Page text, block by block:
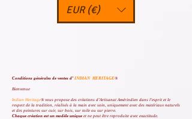
EUR (€)
Conditions générales de ventes d’ INDIAN HERITAGE®
Bienvenue
Indian Heritage® vous propose des créations d’Artisanat Amérindien dans l’esprit et le
respect de la tradition, réalisés à la main avec soin, uniquement avec des matériaux naturels
et des peintures sur cuir, sur bois, sur toile ou sur pierre.
Chaque création est un modèle unique et ne peut être reproduite avec exactitude.